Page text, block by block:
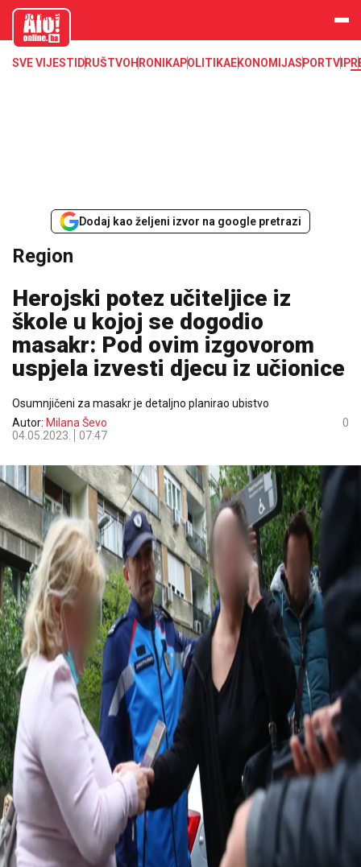
aloonline.b
SVE VIJESTI DRUŠTVOHRONIKAPOLITIKAEKONOMIJASPORTVIP
Dodaj kao željeni izvor na google pretrazi
Region
Herojski potez učiteljice iz
škole u kojoj se dogodio
masakr: Pod ovim izgovorom
uspjela izvesti djecu iz učionice
Osumnjičeni za masakr je detaljno planirao ubistvo
Autor: Milana Ševo
04.05.2023.
07:47
0